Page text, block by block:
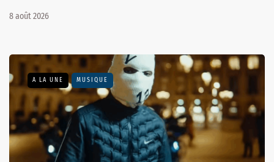
8 août 2026
A LA UNE MUSIQUE